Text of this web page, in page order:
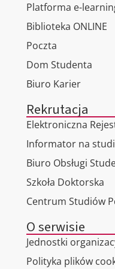
Platforma e-
Biblioteka ONLINE
Poczta
Dom Studenta
Biuro Karier
Rekrutacja
Elektroniczna
Informator na
Biuro Obsługi
Szkoła Doktorska
Centrum Studiów
O serwisie
Jednostki
Polityka plików